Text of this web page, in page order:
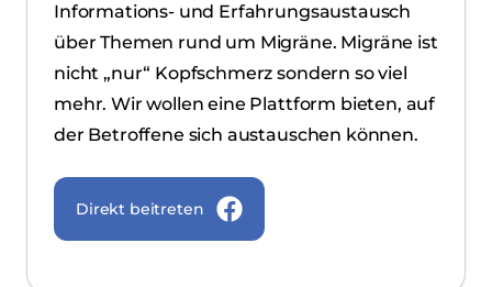
Informations- und Erfahrungsaustausch
über Themen rund um Migräne. Migräne ist
nicht „nur“ Kopfschmerz sondern so viel
mehr. Wir wollen eine Plattform bieten, auf
der Betroffene sich austauschen können.
Direkt beitreten